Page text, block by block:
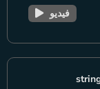
فيديو